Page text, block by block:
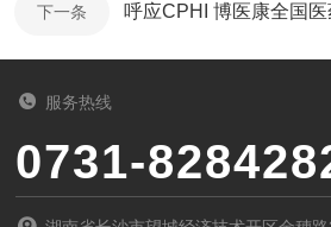
下一条 呼应CPHI 博医康全国
服务热线
0731-